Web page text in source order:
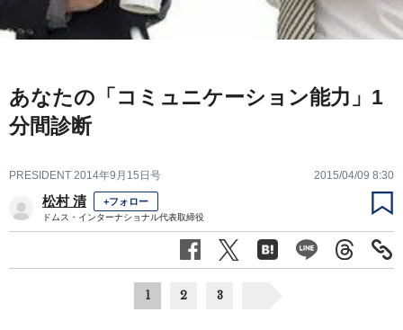
あなたの「コミュニケーション能力」1
分間診断
PRESIDENT 2014年9月15日号 2015/04/09 8:30
松村 清 +フォロー
ドムス・インターナショナル代表取締役
1 2 3